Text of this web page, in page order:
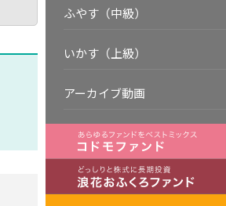
ふやす（中級）
いかす（上級）
アーカイブ動画